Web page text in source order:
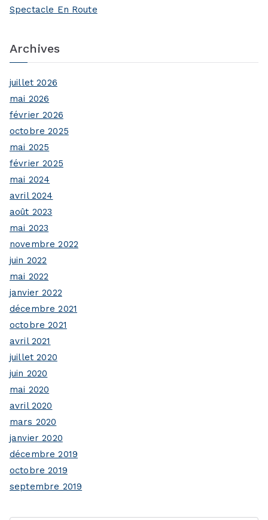
Spectacle En Route
Archives
juillet 2026
mai 2026
février 2026
octobre 2025
mai 2025
février 2025
mai 2024
avril 2024
août 2023
mai 2023
novembre 2022
juin 2022
mai 2022
janvier 2022
décembre 2021
octobre 2021
avril 2021
juillet 2020
juin 2020
mai 2020
avril 2020
mars 2020
janvier 2020
décembre 2019
octobre 2019
septembre 2019